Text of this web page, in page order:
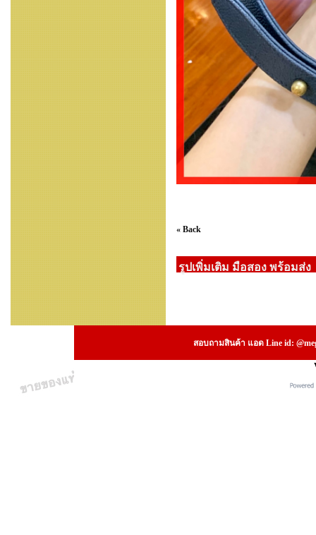
« Back
รูปเพิ่มเติม มือสอง พร้อมส่ง
สอบถามสินค้า แอด Line id: